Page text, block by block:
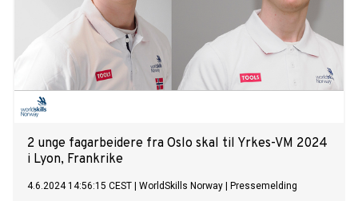
2 unge fagarbeidere fra Oslo skal til Yrkes-VM 2024
i Lyon, Frankrike
4.6.2024 14:56:15 CEST WorldSkills Norway Pressemelding